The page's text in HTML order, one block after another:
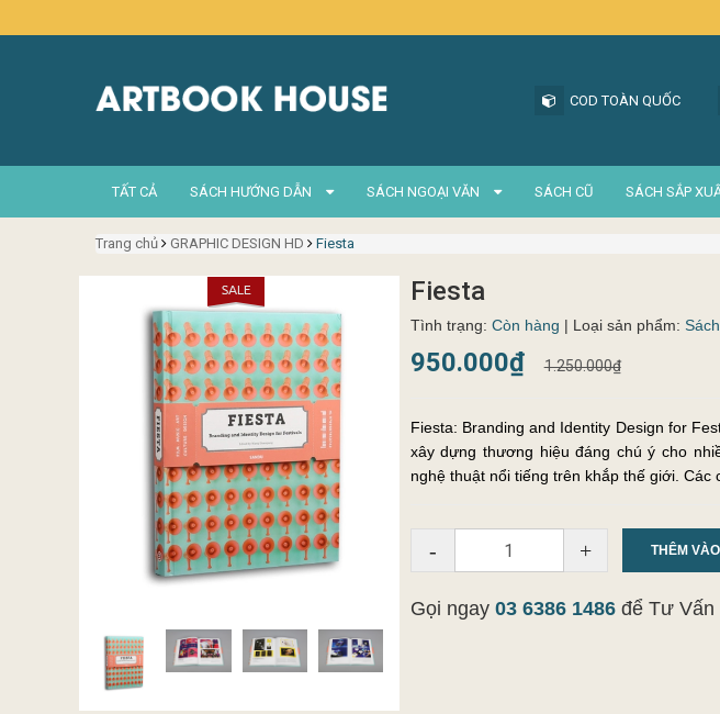
COD TOÀN QUỐC
TẤT CẢ SÁCH HƯỚNG DẪN SÁCH NGOẠI VĂN SÁCH CŨ SÁCH SẮP
Trang chủ GRAPHIC DESIGN HD Fiesta
Fiesta
Tình trạng: Còn hàng | Loại sản phẩm: Sách
950.000₫ 1.250.000₫
Fiesta: Branding and Identity Design for
xây dựng thương hiệu đáng chú ý cho
nghệ thuật
- + THÊM
Gọi ngay 03 6386 1486để Tư Vấn